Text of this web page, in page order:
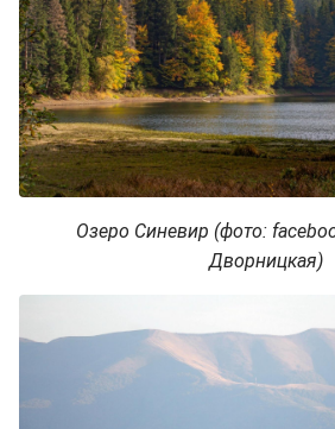
Озеро Синевир (фото:
Дворницкая)